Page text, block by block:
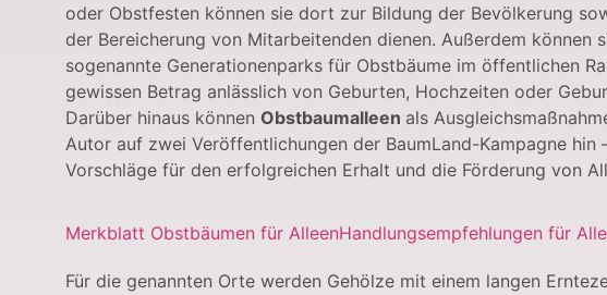
oder Obstfesten können sie dort zur Bildung der Bevölkerung
der Bereicherung von Mitarbeitenden dienen. Außerdem können
sogenannte Generationenparks für Obstbäume im öffentlichen
gewissen Betrag anlässlich von Geburten, Hochzeiten oder
Darüber hinaus können Obstbaumalleen als
Autor auf zwei Veröffentlichungen der BaumLand-Kampagne
Vorschläge für den erfolgreichen Erhalt und die Förderung von
Merkblatt Obstbäumen für AlleenHandlungsempfehlungen für
Für die genannten Orte werden Gehölze mit einem langen